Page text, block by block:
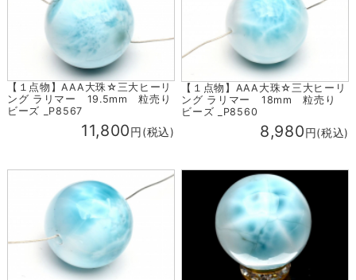
【１点物】AAA大珠☆三大ヒーリ
ング ラリマー 19.5mm 粒売り
ビーズ _P8567
11,800円(税込)
【１点物】AAA大珠☆三大ヒーリ
ング ラリマー 18mm 粒売り
ビーズ _P8560
8,980円(税込)